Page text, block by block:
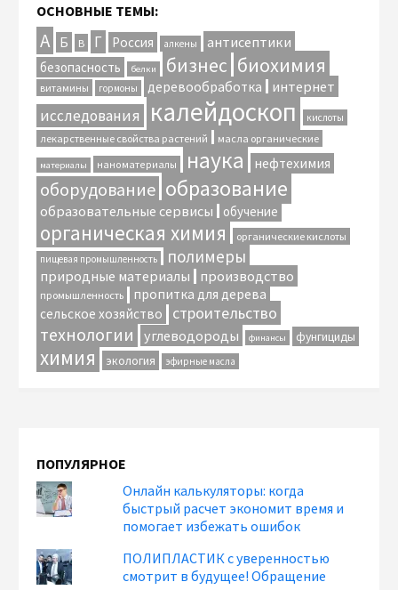
ОСНОВНЫЕ ТЕМЫ:
А Б В Г Россия алкены антисептики
безопасность белки бизнес биохимия
витамины гормоны деревообработка интернет
исследования калейдоскоп кислоты
лекарственные свойства растений масла органические
материалы наноматериалы наука нефтехимия
оборудование образование
образовательные сервисы обучение
органическая химия органические кислоты
пищевая промышленность полимеры
природные материалы производство
промышленность
пропитка для дерева
сельское хозяйство
строительство
технологии углеводороды финансы фунгициды
химия экология эфирные масла
ПОПУЛЯРНОЕ
Онлайн калькуляторы: когда
быстрый расчет экономит время и
помогает избежать ошибок
ПОЛИПЛАСТИК с уверенностью
смотрит в будущее! Обращение